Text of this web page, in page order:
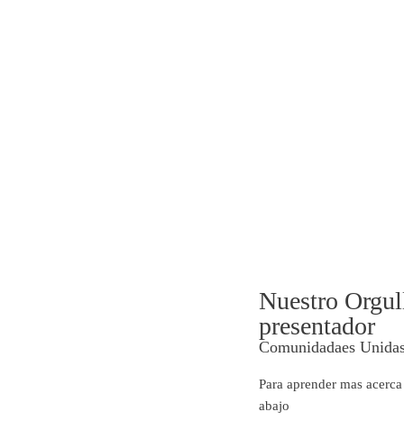
Nuestro
presentador
Comunidadaes
Para aprender mas
abajo